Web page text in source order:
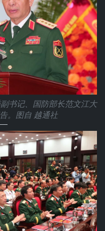
书记、国防部长范文江大
。图自 越通社